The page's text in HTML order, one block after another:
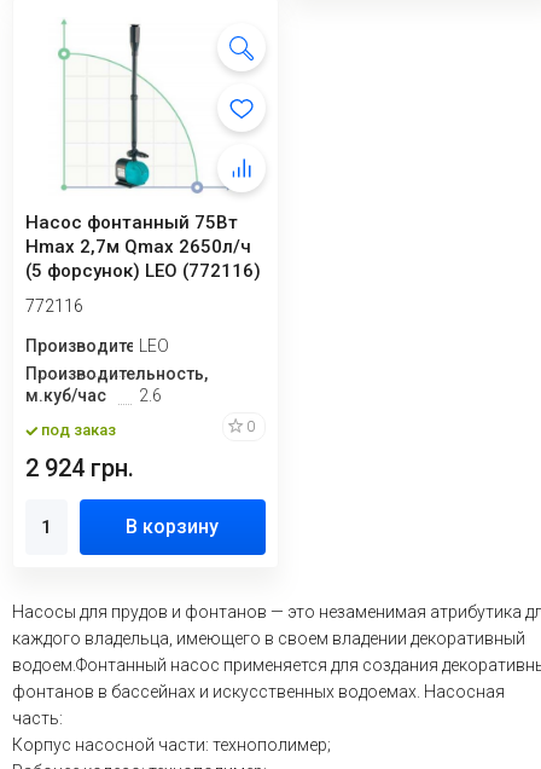
Насос фонтанный 75Вт
Hmax 2,7м Qmax 2650л/ч
(5 форсунок) LEO (772116)
772116
ПроизводительLEO
Производительность,
м.куб/час
2.6
под заказ 0
2 924 грн.
В корзину
Насосы для прудов и фонтанов — это незаменимая атрибутика
каждого владельца, имеющего в своем владении декоративный
водоем.Фонтанный насос применяется для создания
фонтанов в бассейнах и искусственных водоемах. Насосная
часть:
Корпус насосной части: технополимер;